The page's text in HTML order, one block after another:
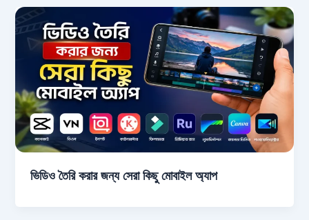
ভিডিও তৈরি করার জন্য সেরা কিছু মোবাইল অ্যাপ